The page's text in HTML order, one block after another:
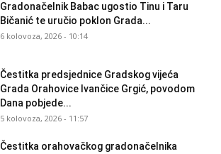
Gradonačelnik Babac ugostio Tinu i Taru
Bičanić te uručio poklon Grada...
6 kolovoza, 2026 - 10:14
Čestitka predsjednice Gradskog vijeća
Grada Orahovice Ivančice Grgić, povodom
Dana pobjede...
5 kolovoza, 2026 - 11:57
Čestitka orahovačkog gradonačelnika